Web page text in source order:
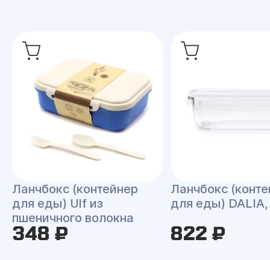
Ланчбокс (контейнер
для еды) Ulf из
пшеничного волокна
348 ₽
Ланчбокс
для еды)
822 ₽